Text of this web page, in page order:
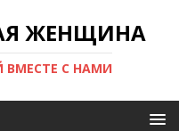
ЖЕНЩИНА
ВМЕСТЕ С НАМИ